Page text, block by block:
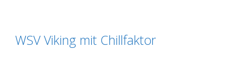
WSV Viking mit Chillfaktor